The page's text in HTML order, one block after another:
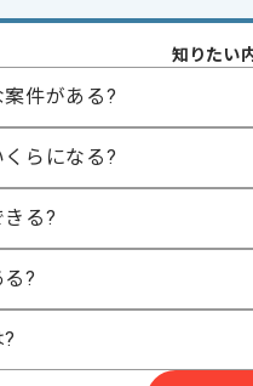
不安がある方へ
た経験やスキルをお持ちであれば申
イト
知りたい
件がある?
らになる?
る?
?